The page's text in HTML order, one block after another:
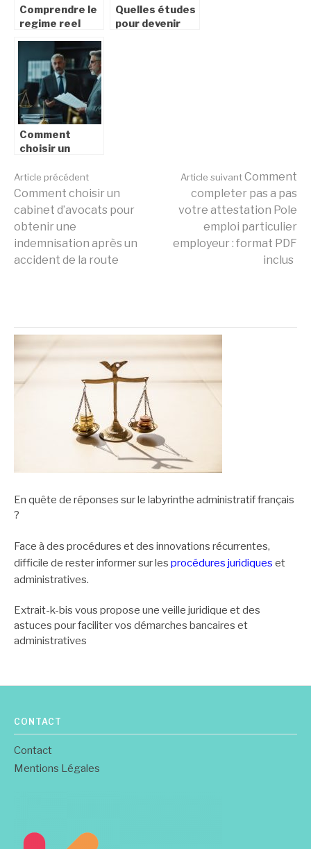
Comprendre le
regime reel
pour les
entreprises
Quelles études
pour devenir
Comment
choisir un
d’avocats pour
obtenir une
indemnisation
après un
accident de la
route
Lire
la
suite
Article précédent
Comment choisir un
cabinet d’avocats pour
obtenir une
indemnisation après un
accident de la route
Article suivantComment
completer pas a pas
votre attestation Pole
emploi particulier
employeur : format PDF
inclus
En quête de réponses sur le labyrinthe administratif français
?
Face à des procédures et des innovations récurrentes,
difficile de rester informer sur les procédures juridiques et
administratives.
Extrait-k-bis vous propose une veille juridique et des
astuces pour faciliter vos démarches bancaires et
administratives
CONTACT
Contact
Mentions Légales